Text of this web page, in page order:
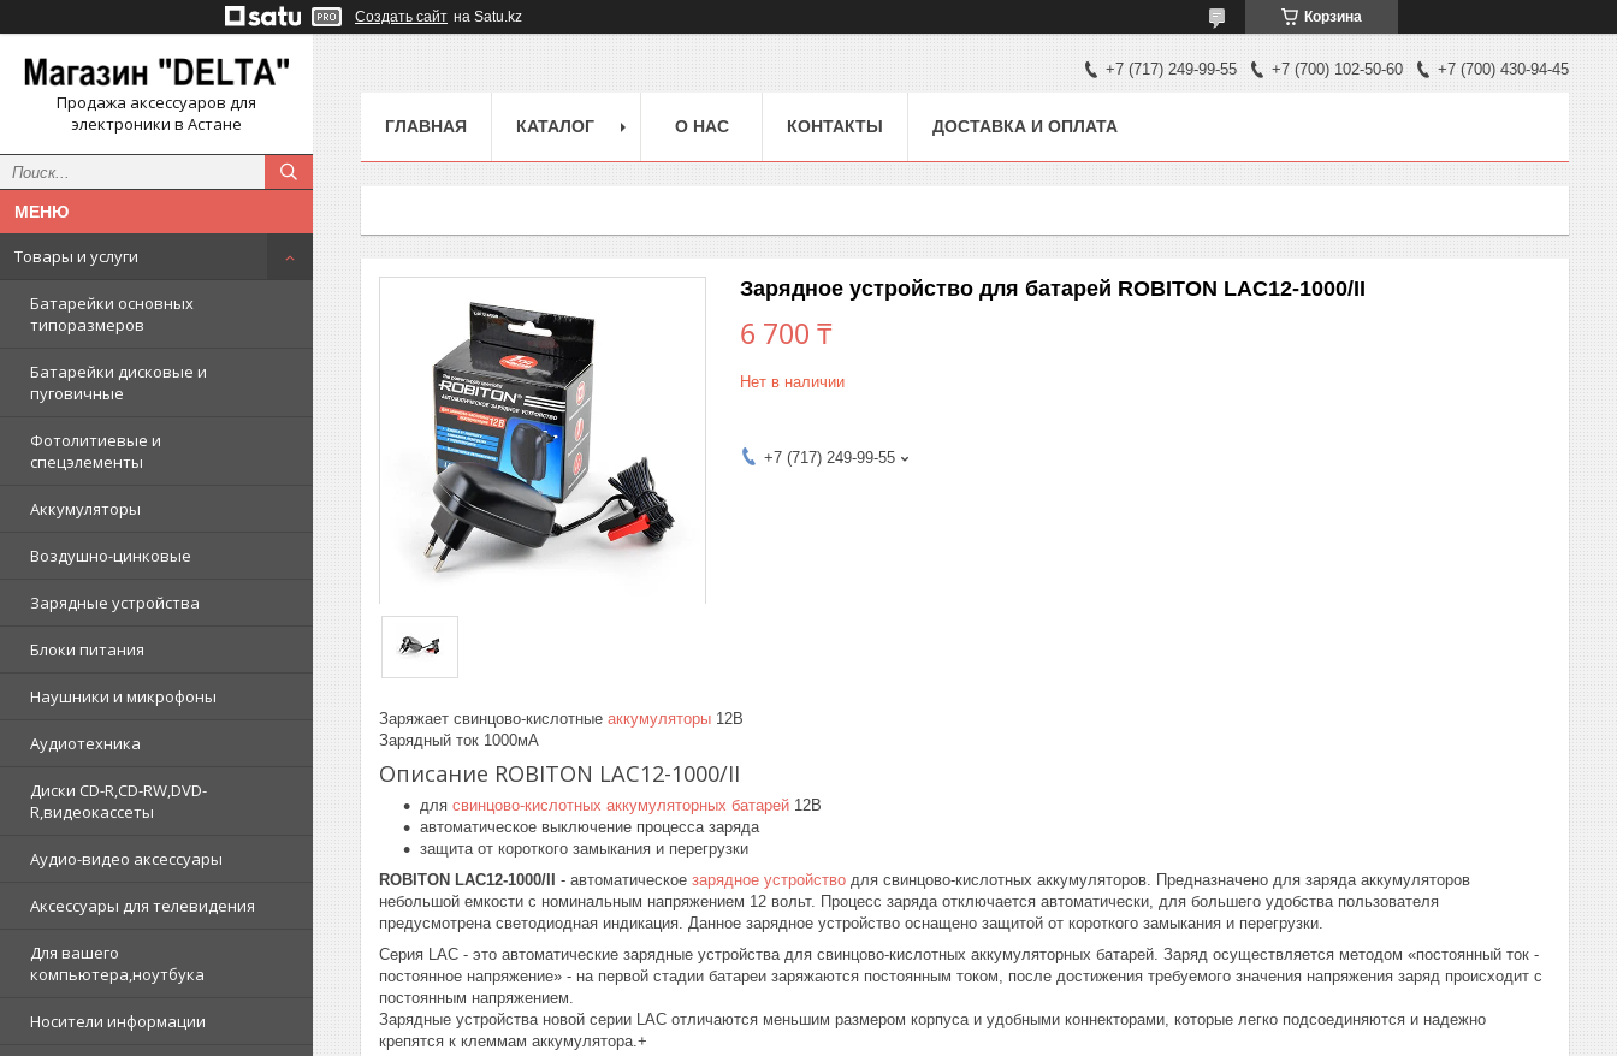
Создать сайт на Satu.kz Корзина
Продажа аксессуаров для
электроники в Астане
Товары и услуги
Батарейки основных
типоразмеров
Батарейки дисковые и
пуговичные
Фотолитиевые и
спецэлементы
Аккумуляторы
Воздушно-цинковые
Зарядные устройства
Блоки питания
Наушники и микрофоны
Аудиотехника
Диски CD-R,CD-RW,DVD-
R,видеокассеты
Аудио-видео аксессуары
Аксессуары для телевидения
Для вашего
компьютера,ноутбука
Носители информации
+7 (717) 249-99-55 +7 (700) 102-50-60 +7 (700) 430-94-45
ГЛАВНАЯ КАТАЛОГ О НАС КОНТАКТЫ ДОСТАВКА И ОПЛАТА
Зарядное устройство для батарей ROBITON LAC12-1000/II
6 700 ₸
Нет в наличии
+7 (717) 249-99-55
Заряжает свинцово-кислотные аккумуляторы 12В
Зарядный ток 1000мА
Описание ROBITON LAC12-1000/II
для свинцово-кислотных аккумуляторных батарей 12В
автоматическое выключение процесса заряда
защита от короткого замыкания и перегрузки
ROBITON LAС12-1000/II
- автоматическое зарядное устройство для свинцово-кислотных аккумуляторов. Предназначено для заряда аккумуляторов
небольшой емкости с номинальным напряжением 12 вольт. Процесс заряда отключается автоматически, для большего удобства пользователя
предусмотрена светодиодная индикация. Данное зарядное устройство оснащено защитой от короткого замыкания и перегрузки.
Серия LAC - это автоматические зарядные устройства для свинцово-кислотных аккумуляторных батарей. Заряд осуществляется методом «постоянный ток -
постоянное напряжение» - на первой стадии батареи заряжаются постоянным током, после достижения требуемого значения напряжения заряд происходит с
постоянным напряжением.
Зарядные устройства новой серии LAC отличаются меньшим размером корпуса и удобными коннекторами, которые легко подсоединяются и надежно
крепятся к клеммам аккумулятора.+